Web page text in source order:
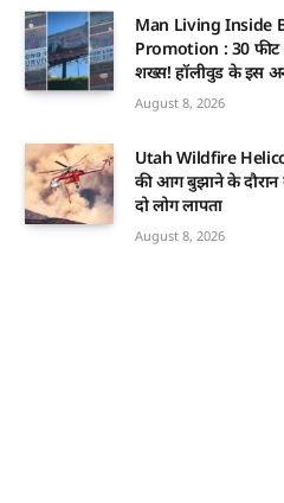
Man Living Inside
Promotion : 30 फीट
शख्स! हॉलीवुड के इस
August 8, 2026
Utah Wildfire
की आग बुझाने के दौरान
दो लोग लापता
August 8, 2026